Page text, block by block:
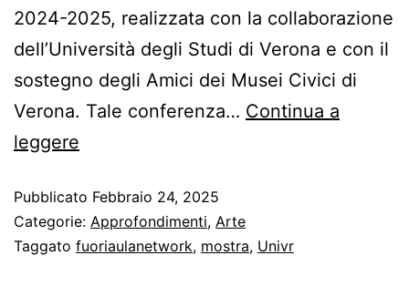
2024-2025, realizzata con la collaborazione
dell’Università degli Studi di Verona e con il
sostegno degli Amici dei Musei Civici di
Verona. Tale conferenza… Continua a
leggere
Pubblicato Febbraio 24, 2025
Categorie: Approfondimenti, Arte
Taggato fuoriaulanetwork, mostra, Univr